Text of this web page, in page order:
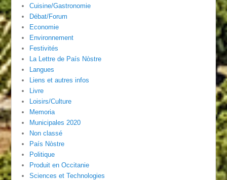
Cuisine/Gastronomie
Débat/Forum
Economie
Environnement
Festivités
La Lettre de País Nòstre
Langues
Liens et autres infos
Livre
Loisirs/Culture
Memoria
Municipales 2020
Non classé
País Nòstre
Politique
Produit en Occitanie
Sciences et Technologies